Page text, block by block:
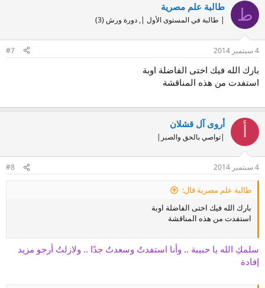
ط طالبة علم مصرية
| طالبة في المستوى الأول |, دورة ورش (3)
4 سبتمبر 2014 #7
بارك الله فيك اختى الفاضلة اوبة
استفدت من هذه المناقشة
أروى آل قشلان
|تواصي بالحق والصبر|
4 سبتمبر 2014 #8
طالبة علم مصرية قال:
بارك الله فيك اختى الفاضلة اوبة
استفدت من هذه المناقشة
سلمكِ الله يا حبيبة .. وأنا استفدتُ وسعدتُ جدًا .. ولازلتُ أرجو مزيد
إفادة